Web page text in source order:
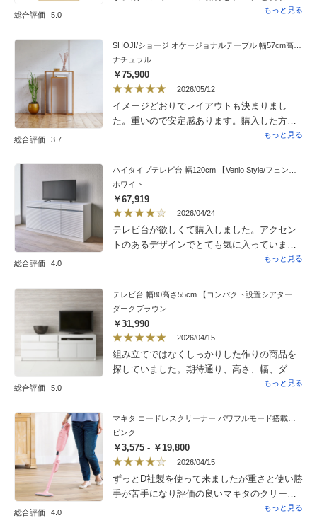
総合評価 5.0
て買いましたが、こちらの方が品質がよかっ
す）衣装部屋兼書斎なのでミラー付きにして
正解でした。
もっと見る
総合評価 3.7
SHOJI/ショージ オケージョナルテーブル 幅57cm高さ86cm コンソールテーブル/サイドテーブル［abode・アボード/デザイン：ウー・バホリヨディン］
ナチュラル
￥75,900
2026/05/12
イメージどおりでレイアウトも決まりまし
た。重いので安定感あります。購入した方の
コメントから匂いが心配でしたが、私は全く
いい出会いがありました。
もっと見る
総合評価 4.0
ホワイト
￥67,919
2026/04/24
テレビ台が欲しくて購入しました。アクセン
トのあるデザインでとても気に入っていま
す！他にはないデザインで被らないと思いま
なと思いました。収納力もあり、とても満足
です。
もっと見る
総合評価 5.0
ダークブラウン
￥31,990
2026/04/15
組み立てではなくしっかりした作りの商品を
探していました。期待通り、高さ、幅、ダー
クブラウンの色合いが部屋にぴったりで、と
もっと見る
総合評価 4.0
マキタ コードレスクリーナー パワフルモード搭載モデル dinos特別セット
ピンク
￥3,575 - ￥19,800
2026/04/15
ずっとD社製を使って来ましたが重さと使い勝
手が苦手になり評価の良いマキタのクリー
ナーを購入しました。シンプルな作りですが
もっと見る